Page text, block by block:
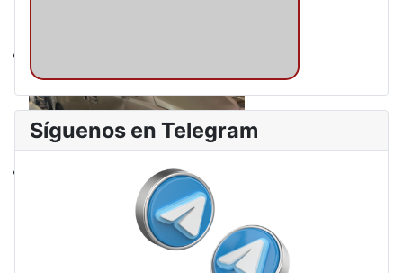
Síguenos en Telegram